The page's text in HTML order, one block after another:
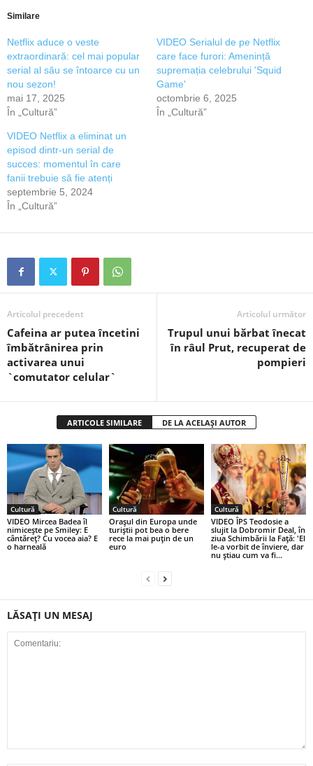
Similare
Netflix aduce o veste
extraordinară: cel mai popular
serial al său se întoarce cu un
nou sezon!
mai 17, 2025
În „Cultură”
VIDEO Serialul de pe Netflix
care face furori: Amenință
supremația celebrului 'Squid
Game'
octombrie 6, 2025
În „Cultură”
VIDEO Netflix a eliminat un
episod dintr-un serial de
succes: momentul în care
fanii trebuie să fie atenți
septembrie 5, 2024
În „Cultură”
Articolul precedent
Cafeina ar putea încetini
îmbătrânirea prin
activarea unui
`comutator celular`
Articolul următor
Trupul unui bărbat înecat
în râul Prut, recuperat de
pompieri
ARTICOLE SIMILARE DE LA ACELAȘI AUTOR
Cultură
VIDEO Mircea Badea îl
nimicește pe Smiley: E
cântăreț? Cu vocea aia? E
o harneală
Cultură
Orașul din Europa unde
turiștii pot bea o bere
rece la mai puțin de un
euro
Cultură
VIDEO ÎPS Teodosie a
slujit la Dobromir Deal, în
ziua Schimbării la Față: 'El
le-a vorbit de înviere, dar
nu știau cum va fi...
LĂSAȚI UN MESAJ